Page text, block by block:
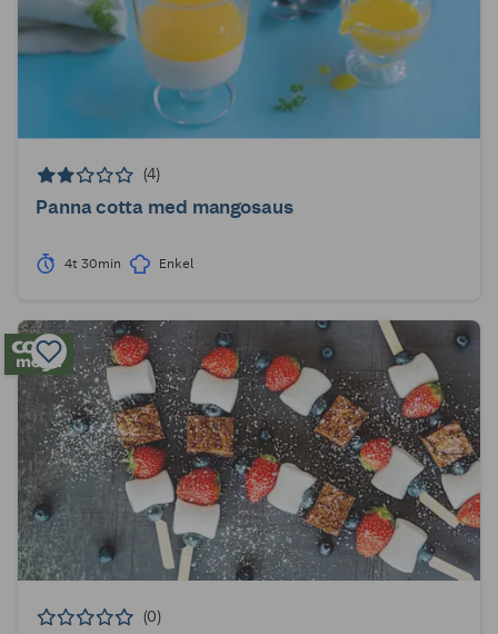
(4)
Panna cotta med mangosaus
4t 30min Enkel
(0)